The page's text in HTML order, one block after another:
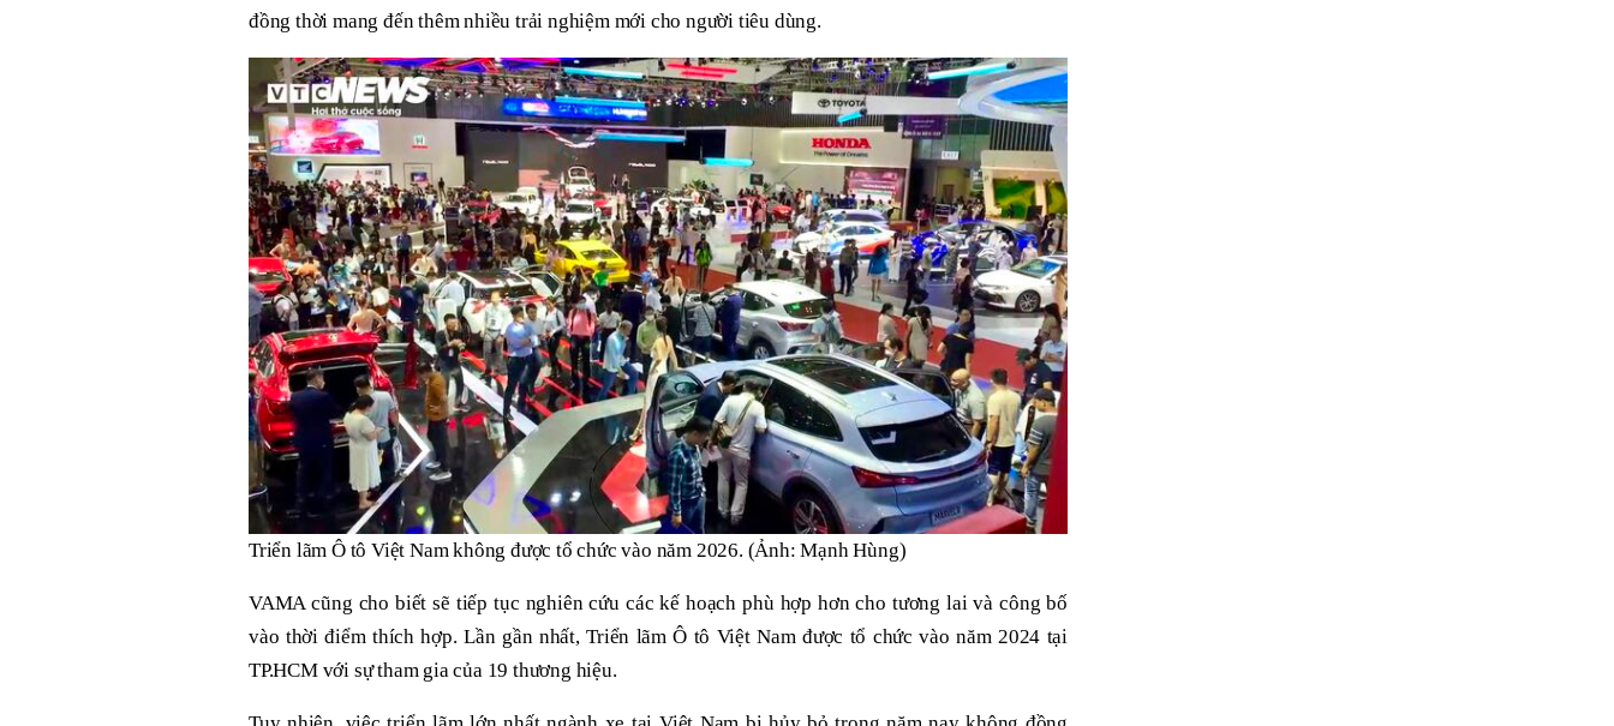
đồng thời mang đến thêm nhiều trải nghiệm mới cho người tiêu dùng.
Triển lãm Ô tô Việt Nam không được tổ chức vào năm 2026. (Ảnh: Mạnh Hùng)
VAMA cũng cho biết sẽ tiếp tục nghiên cứu các kế hoạch phù hợp hơn cho tương lai và công bố
vào thời điểm thích hợp. Lần gần nhất, Triển lãm Ô tô Việt Nam được tổ chức vào năm 2024 tại
TP.HCM với sự tham gia của 19 thương hiệu.